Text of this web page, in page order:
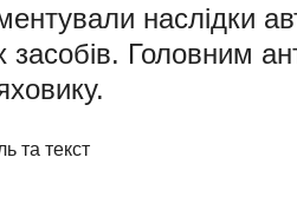
наслідки
засобів. Головним